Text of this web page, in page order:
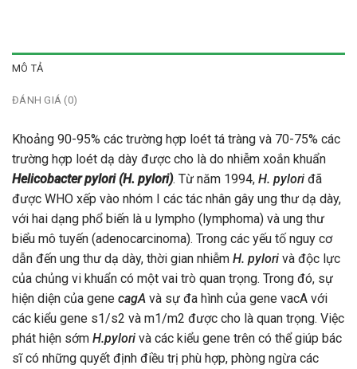
MÔ TẢ
ĐÁNH GIÁ (0)
Khoảng 90-95% các trường hợp loét tá tràng và 70-75% các
trường hợp loét dạ dày được cho là do nhiễm xoắn khuẩn
Helicobacter pylori (H. pylori). Từ năm 1994, H. pylori đã
được WHO xếp vào nhóm I các tác nhân gây ung thư dạ dày,
với hai dạng phổ biến là u lympho (lymphoma) và ung thư
biểu mô tuyến (adenocarcinoma). Trong các yếu tố nguy cơ
dẫn đến ung thư dạ dày, thời gian nhiễm H. pylori và độc lực
của chủng vi khuẩn có một vai trò quan trọng. Trong đó, sự
hiện diện của gene cagA và sự đa hình của gene vacA với
các kiểu gene s1/s2 và m1/m2 được cho là quan trọng. Việc
phát hiện sớm H.pylori và các kiểu gene trên có thể giúp bác
sĩ có những quyết định điều trị phù hợp, phòng ngừa các